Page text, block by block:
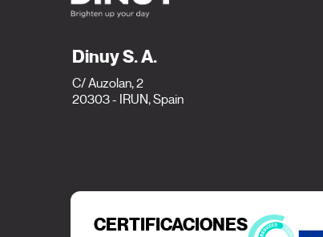
Dinuy S. A.
C/ Auzolan, 2
20303 - IRUN, Spain
CERTIFICACIONES